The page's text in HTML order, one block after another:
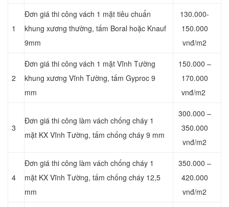
1
Đơn giá thi công vách 1 mặt tiêu chuẩn
khung xương thường, tấm Boral hoặc Knauf
9mm
130.000-
150.000
vnđ/m2
2
Đơn giá thi công vách 1 mặt Vĩnh Tường
khung xương Vĩnh Tường, tấm Gyproc 9
mm
150.000 –
170.000
vnđ/m2
3
Đơn giá thi công làm vách chống cháy 1
mặt KX Vĩnh Tường, tấm chống cháy 9 mm
300.000 –
350.000
vnđ/m2
4
Đơn giá thi công làm vách chống cháy 1
mặt KX Vĩnh Tường, tấm chống cháy 12,5
mm
350.000 –
420.000
vnđ/m2